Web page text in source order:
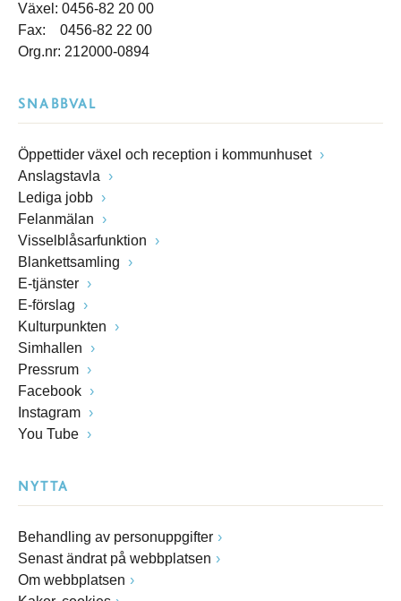
Växel: 0456-82 20 00
Fax: 0456-82 22 00
Org.nr: 212000-0894
SNABBVAL
Öppettider växel och reception i kommunhuset
Anslagstavla
Lediga jobb
Felanmälan
Visselblåsarfunktion
Blankettsamling
E-tjänster
E-förslag
Kulturpunkten
Simhallen
Pressrum
Facebook
Instagram
You Tube
NYTTA
Behandling av personuppgifter
Senast ändrat på webbplatsen
Om webbplatsen